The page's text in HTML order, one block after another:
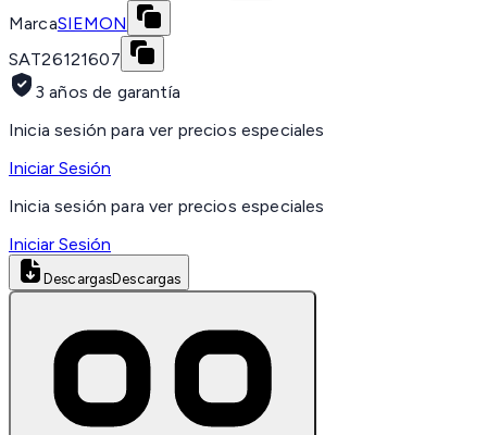
MarcaSIEMON
SAT26121607
3 años de garantía
Inicia sesión para ver precios especiales
Iniciar Sesión
Inicia sesión para ver precios especiales
Iniciar Sesión
DescargasDescargas